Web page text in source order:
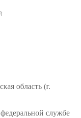
область (г.
службе